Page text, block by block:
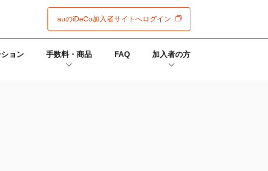
auのiDeCo加入者サイトへログイン
ョン 手数料・商品 FAQ 加入者の方